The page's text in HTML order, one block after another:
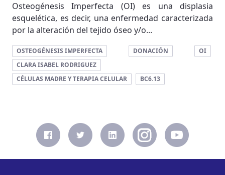
Osteogénesis Imperfecta (OI) es una displasia
esquelética, es decir, una enfermedad caracterizada
por la alteración del tejido óseo y/o...
OSTEOGÉNESIS IMPERFECTA DONACIÓN
OI
CLARA ISABEL RODRIGUEZ
CÉLULAS MADRE Y TERAPIA CELULAR
BC6.13